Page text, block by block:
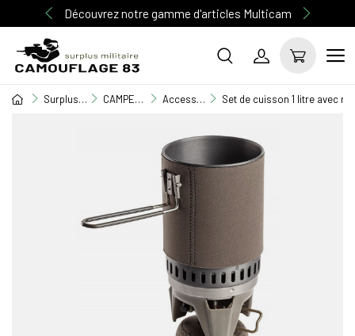
Découvrez notre gamme d'articles Multicam
Surplus Militaire CAMPEMENT / BIVOUAC Accessoires terrain Set de cuisson 1 litre avec